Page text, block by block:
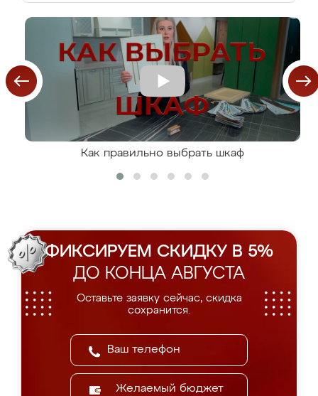
Как правильно выбрать шкаф
ФИКСИРУЕМ СКИДКУ В 5%
ДО КОНЦА АВГУСТА
Оставьте заявку сейчас, скидка
сохранится.
Желаемый бюджет